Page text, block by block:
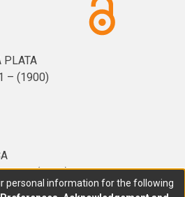
PLATA
– (1900)
320 – (8000). Universidad
(UPSO)
personal information for the following